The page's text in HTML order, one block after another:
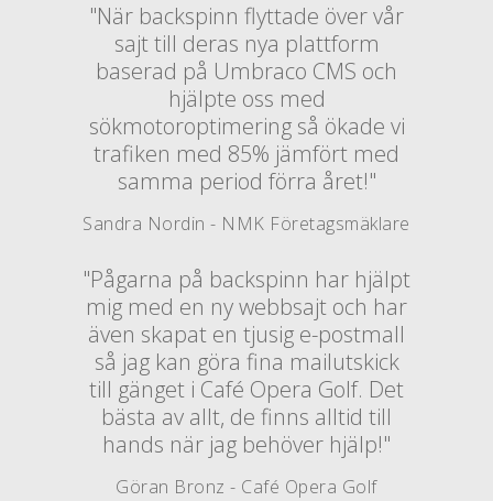
"När backspinn flyttade över vår
sajt till deras nya plattform
baserad på Umbraco CMS och
hjälpte oss med
sökmotoroptimering så ökade vi
trafiken med 85% jämfört med
samma period förra året!"
Sandra Nordin - NMK Företagsmäklare
"Pågarna på backspinn har hjälpt
mig med en ny webbsajt och har
även skapat en tjusig e-postmall
så jag kan göra fina mailutskick
till gänget i Café Opera Golf. Det
bästa av allt, de finns alltid till
hands när jag behöver hjälp!"
Göran Bronz - Café Opera Golf